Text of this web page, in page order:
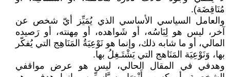
مُنَاقِضَة).
والعامل السياسي الأساسي الذي يُمَيِّز أيّ شخص عن
آخر، ليس هو لِبَاسُه، أو شَواهده، أو مِهنته، أو رَصيده
المالي، أو ما شابه ذلك، وإنما هو نَوْعِيَةُ المَنَاهِج التي يُفكّر
بها، وَنَوْعِيَة المَنَاهج التي يَشْتَـغِلُ بها.
وهدفي في المقال الحالي، ليس هو عرض مواقفي